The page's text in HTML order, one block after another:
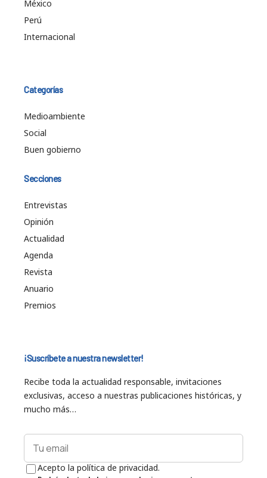
México
Perú
Internacional
Categorías
Medioambiente
Social
Buen gobierno
Secciones
Entrevistas
Opinión
Actualidad
Agenda
Revista
Anuario
Premios
¡Suscríbete a nuestra newsletter!
Recibe toda la actualidad responsable, invitaciones
exclusivas, acceso a nuestras publicaciones históricas, y
mucho más…
Acepto la política de privacidad.